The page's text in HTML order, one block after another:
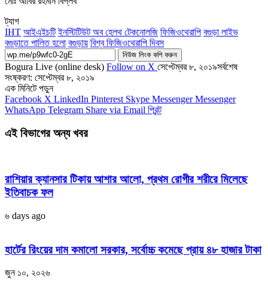
ট্যাগ
IHT আইএইচটি ইনস্টিটিউট অব হেলথ টেকনোলজি ফিজিওথেরাপি বগুড়া লাইভ
বগুড়াতে পালিত হলো বগুড়ায় বিশ্ব ফিজিওথেরাপি দিবস
নিউজ লিংক কপি করুন
Bogura Live (online desk) Follow on X সেপ্টেম্বর ৮, ২০১৯সর্বশেষ
সংষ্করণ: সেপ্টেম্বর ৮, ২০১৯
এক মিনিটে পড়ুন
Facebook X LinkedIn Pinterest Skype Messenger Messenger
WhatsApp Telegram Share via Email প্রিন্ট
এই বিভাগের অন্য খবর
রাশিয়ার ক্যানসার টিকায় আশার আলো, প্রথম রোগীর শরীরে মিলেছে
ইতিবাচক ফল
৬ days ago
হার্টের রিংয়ের দাম কমালো সরকার, সর্বোচ্চ কমেছে প্রায় ৪৮ হাজার টাকা
জুন ১০, ২০২৬